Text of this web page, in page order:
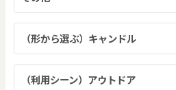
（形から選ぶ）キャンドル
（利用シーン）アウトドア